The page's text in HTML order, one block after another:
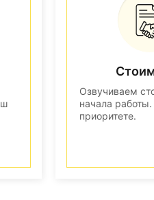
Озвучиваем
начала
приоритете.